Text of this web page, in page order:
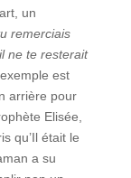
un
remerciais
ne te resterait
est
arrière pour
Elisée,
qu’Il était le
a su